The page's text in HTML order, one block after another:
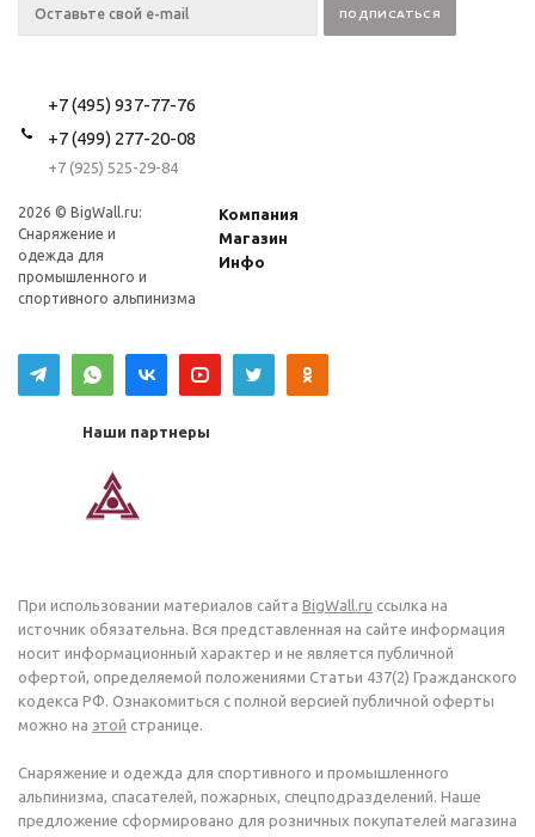
+7 (495) 937-77-76
+7 (499) 277-20-08
+7 (925) 525-29-84
2026 © BigWall.ru:
Снаряжение и
одежда для
промышленного и
спортивного альпинизма
Компания
Магазин
Инфо
Наши партнеры
При использовании материалов сайта BigWall.ru ссылка на
источник обязательна. Вся представленная на сайте информация
носит информационный характер и не является публичной
офертой, определяемой положениями Статьи 437(2) Гражданского
кодекса РФ. Ознакомиться с полной версией публичной оферты
можно на этой странице.
Снаряжение и одежда для спортивного и промышленного
альпинизма, спасателей, пожарных, спецподразделений. Наше
предложение сформировано для розничных покупателей магазина